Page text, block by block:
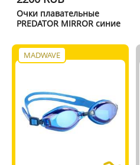
Очки плавательные
PREDATOR MIRROR синие
MADWAVE